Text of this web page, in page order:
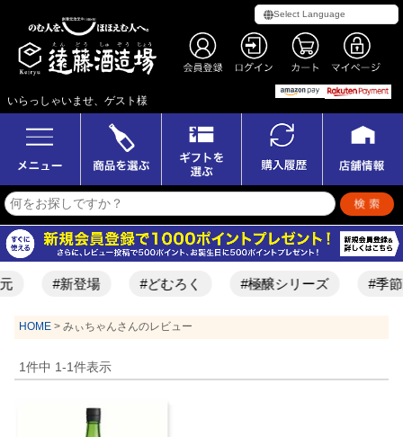
いらっしゃいませ、ゲスト様
#新登場 #どむろく #極醸シリーズ #季節
HOME みぃちゃんさんのレビュー
1件中 1-1件表示